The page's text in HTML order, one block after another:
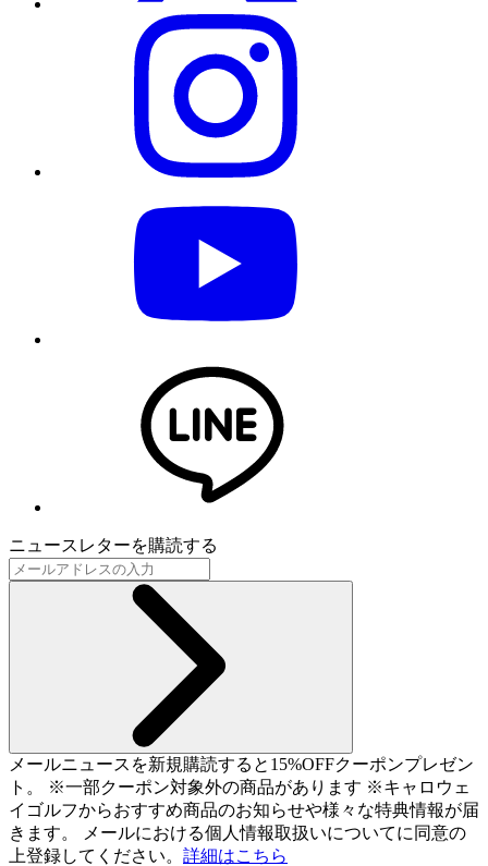
ニュースレターを購読する
メールニュースを新規購読すると15%OFFクーポンプレゼン
ト。 ※一部クーポン対象外の商品があります ※キャロウェ
イゴルフからおすすめ商品のお知らせや様々な特典情報が届
きます。 メールにおける個人情報取扱いについてに同意の
上登録してください。 詳細はこちら